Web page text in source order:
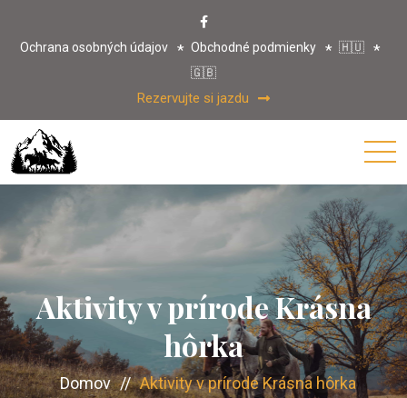
Ochrana osobných údajov Obchodné podmienky
🇭🇺
🇬🇧
Rezervujte si jazdu
Aktivity v prírode Krásna
hôrka
Domov // Aktivity v prírode Krásna hôrka